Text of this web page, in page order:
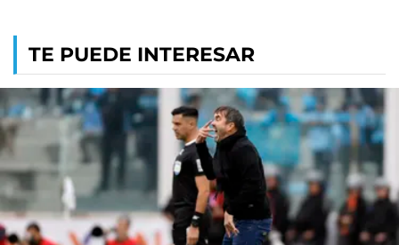
TE PUEDE INTERESAR